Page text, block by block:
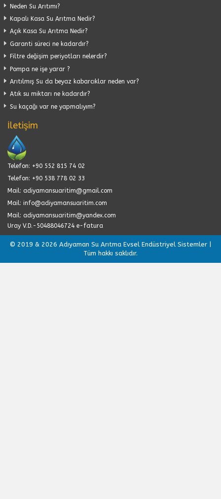
Neden Su Arıtımı?
Kapalı Kasa Su Arıtma Nedir?
Açık Kasa Su Arıtma Nedir?
Garanti süreci ne kadardır?
Filtre değişim periyotları nelerdir?
Pompa ne işe yarar ?
Arıtılmış Su da beyaz kabarcıklar neden var?
Atık su miktarı ne kadardır?
Su kaçağı var ne yapmalıyım?
İletişim
Telefon: +90 552 815 74 02
Telefon: +90 538 778 02 33
Mail: adiyamansuaritim@gmail.com
Mail: info@adiyamansuaritim.com
Mail: adiyamansuaritim@yandex.com
Uray V.D.-50488046724 e-fatura
© 2019 & 2026 Adıyaman Su Arıtma Evsel Endüstriyel Sistemler |
Tüm hakkı saklıdır.